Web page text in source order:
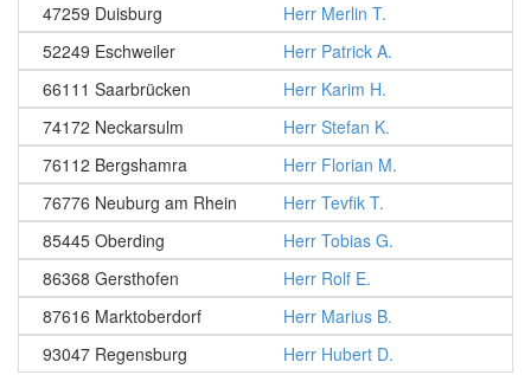
47259 Duisburg
Herr Merlin T.
52249 Eschweiler
Herr Patrick A.
66111 Saarbrücken
Herr Karim H.
74172 Neckarsulm
Herr Stefan K.
76112 Bergshamra
Herr Florian M.
76776 Neuburg am Rhein
Herr Tevfik T.
85445 Oberding
Herr Tobias G.
86368 Gersthofen
Herr Rolf E.
87616 Marktoberdorf
Herr Marius B.
93047 Regensburg
Herr Hubert D.